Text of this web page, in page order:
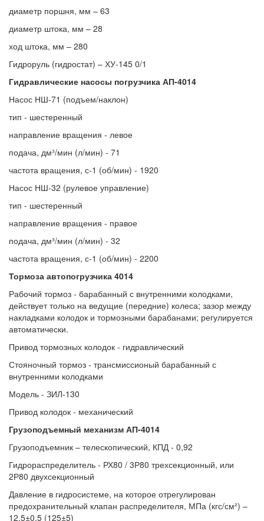
диаметр поршня, мм – 63
диаметр штока, мм – 28
ход штока, мм – 280
Гидроруль (гидростат) – ХУ-145 0/1
Гидравлические насосы погрузчика АП-4014
Насос НШ-71 (подъем/наклон)
тип - шестеренный
направление вращения - левое
подача, дм³/мин (л/мин) - 71
частота вращения, с-1 (об/мин) - 1920
Насос НШ-32 (рулевое управление)
тип - шестеренный
направление вращения - правое
подача, дм³/мин (л/мин) - 32
частота вращения, с-1 (об/мин) - 2200
Тормоза автопогрузчика 4014
Рабочий тормоз - барабанный с внутренними колодками,
действует только на ведущие (передние) колеса; зазор между
накладками колодок и тормозными барабанами; регулируется
автоматически.
Привод тормозных колодок - гидравлический
Стояночный тормоз - трансмиссионый барабанный с
внутренними колодками
Модель - ЗИЛ-130
Привод колодок - механический
Грузоподъемный механизм АП-4014
Грузоподъемник – телескопический, КПД - 0,92
Гидрораспределитель - РХ80 / 3Р80 трехсекционный, или
2Р80 двухсекционный
Давление в гидросистеме, на которое отрегулирован
предохранительный клапан распределителя, МПа (кгс/см²) –
12,5±0,5 (125±5)